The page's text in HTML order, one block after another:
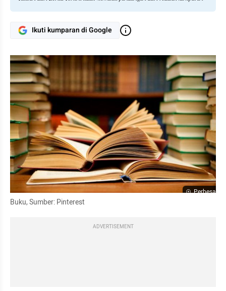
Ikuti kumparan di Google
Perbesar
Buku, Sumber: Pinterest
ADVERTISEMENT